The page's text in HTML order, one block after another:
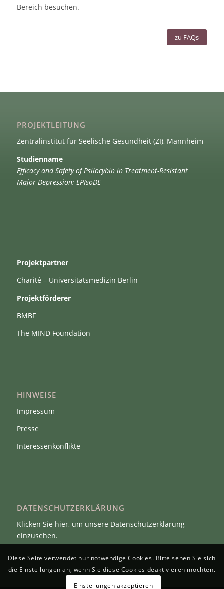
Bereich besuchen.
zu FAQs
PROJEKTLEITUNG
Zentralinstitut für Seelische Gesundheit (ZI), Mannheim
Studienname
Efficacy and Safety of Psilocybin in Treatment-Resistant
Major Depression: EPIsoDE
Projektpartner
Charité – Universitätsmedizin Berlin
Projektförderer
BMBF
The MIND Foundation
HINWEISE
Impressum
Presse
Interessenkonflikte
DATENSCHUTZERKLÄRUNG
Klicken Sie hier, um unsere Datenschutzerklärung
einzusehen.
Diese Seite verwendet nur notwendige Cookies. Bitte sehen Sie sich
die Einstellungen an, wenn Sie diese Cookies deaktivieren möchten.
Einstellungen akzeptieren